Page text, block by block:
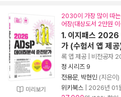
미리보기
2030이 가장 많이 따
어장(대상도서 2만원 이
1. 이지패스 2026
가 (수험서 앱 제
록 앱 제공 | 비전공자
정 시리즈 9
전용문 박현민 (지은이)
위키북스
2026년 01